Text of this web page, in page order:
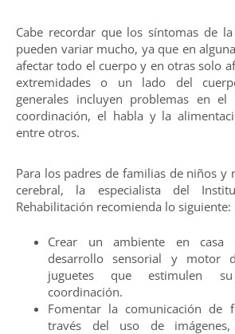
Cabe recordar que los síntomas de
pueden variar mucho, ya que en
afectar todo el cuerpo y en otras solo
extremidades o un lado del
generales incluyen problemas en
coordinación, el habla y la
entre otros.
Para los padres de familias de niños y
cerebral, la especialista del
Rehabilitación recomienda lo siguiente:
Crear un ambiente en casa
desarrollo sensorial y motor
juguetes que estimulen
coordinación.
Fomentar la comunicación de
través del uso de